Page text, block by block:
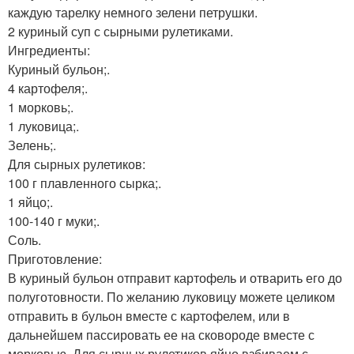
каждую тарелку немного зелени петрушки.
2 куриный суп с сырными рулетиками.
Ингредиенты:
Куриный бульон;.
4 картофеля;.
1 морковь;.
1 луковица;.
Зелень;.
Для сырных рулетиков:
100 г плавленного сырка;.
1 яйцо;.
100-140 г муки;.
Соль.
Приготовление:
В куриный бульон отправит картофель и отварить его до
полуготовности. По желанию луковицу можете целиком
отправить в бульон вместе с картофелем, или в
дальнейшем пассировать ее на сковороде вместе с